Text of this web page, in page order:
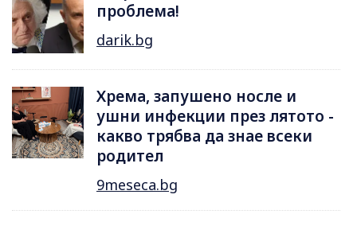
проблема!
darik.bg
Хрема, запушено носле и
ушни инфекции през лятотo -
какво трябва да знае всеки
родител
9meseca.bg